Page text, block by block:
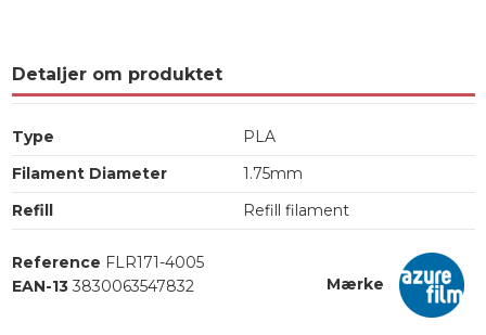
Detaljer om produktet
Type
PLA
Filament Diameter
1.75mm
Refill
Refill filament
Mærke
Reference FLR171-4005
EAN-13 3830063547832